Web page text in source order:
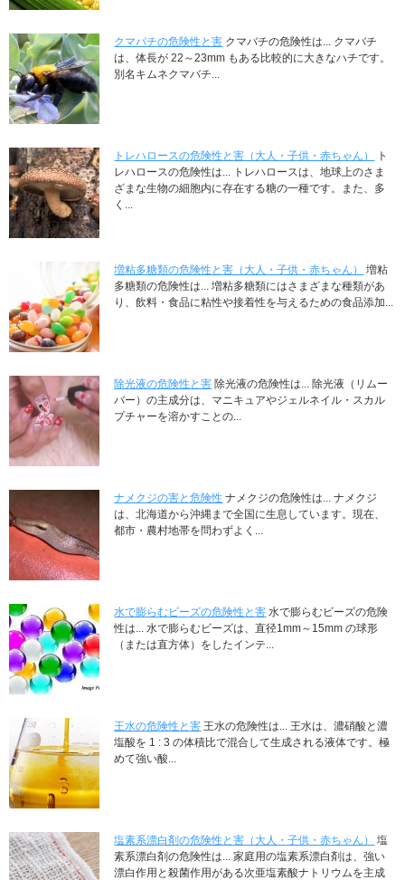
クマバチの危険性と害 クマバチの危険性は... クマバチ
は、体長が 22～23mm もある比較的に大きなハチです。
別名キムネクマバチ...
トレハロースの危険性と害（大人・子供・赤ちゃん）
ト
レハロースの危険性は... トレハロースは、地球上のさま
ざまな生物の細胞内に存在する糖の一種です。また、多
く...
増粘多糖類の危険性と害（大人・子供・赤ちゃん）
増粘
多糖類の危険性は... 増粘多糖類にはさまざまな種類があ
り、飲料・食品に粘性や接着性を与えるための食品添加...
除光液の危険性と害 除光液の危険性は... 除光液（リムー
バー）の主成分は、マニキュアやジェルネイル・スカル
プチャーを溶かすことの...
ナメクジの害と危険性 ナメクジの危険性は... ナメクジ
は、北海道から沖縄まで全国に生息しています。現在、
都市・農村地帯を問わずよく...
水で膨らむビーズの危険性と害 水で膨らむビーズの危険
性は... 水で膨らむビーズは、直径1mm～15mm の球形
（または直方体）をしたインテ...
王水の危険性と害 王水の危険性は... 王水は、濃硝酸と濃
塩酸を 1 : 3 の体積比で混合して生成される液体です。極
めて強い酸...
塩素系漂白剤の危険性と害（大人・子供・赤ちゃん）
塩
素系漂白剤の危険性は... 家庭用の塩素系漂白剤は、強い
漂白作用と殺菌作用がある次亜塩素酸ナトリウムを主成